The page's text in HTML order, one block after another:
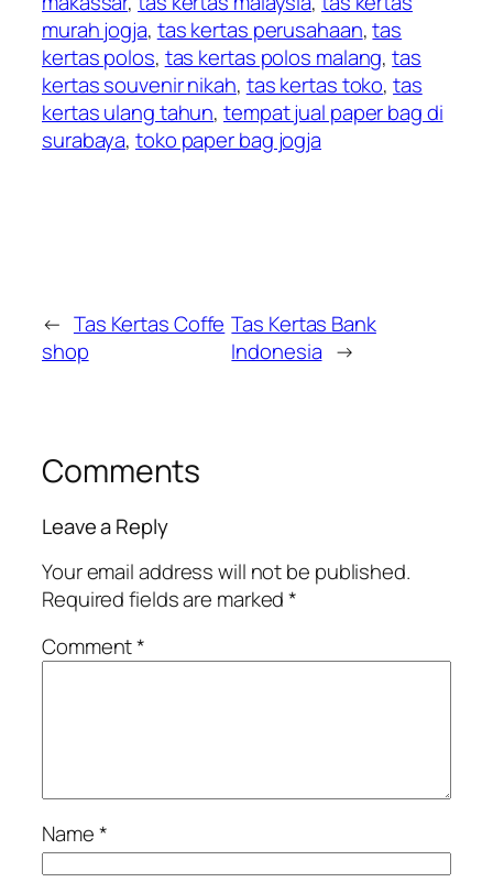
murah jogja, tas kertas perusahaan,tas
kertas polos, tas kertas polos malang,tas
kertas souvenir nikah, tas kertas toko,tas
kertas ulang tahun,tempat jual paper bag di
surabaya,toko paper bag jogja
← Tas Kertas Coffe
shop
Tas Kertas Bank
Indonesia →
Comments
Leave a Reply
Your email address will not be published.
Required fields are marked*
Comment*
Name*